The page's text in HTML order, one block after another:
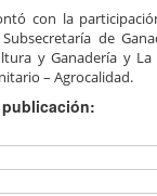
con la
de
y Ganadería y La
– Agrocalidad.
publicación: